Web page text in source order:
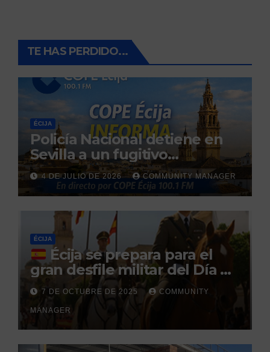
TE HAS PERDIDO...
ÉCIJA
Policía Nacional detiene en
Sevilla a un fugitivo
reclamado por narcotráfico
tras no regresar a prisión
durante un permiso
penitenciario
4 DE JULIO DE 2026 COMMUNITY MANAGER
ÉCIJA
Écija se prepara para el
gran desfile militar del Día de
la Hispanidad organizado por
el Centro Militar de Cría
Caballar
7 DE OCTUBRE DE 2025 COMMUNITY
MANAGER